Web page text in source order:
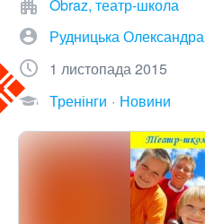
Obraz, театр-школа
Рудницька Олександра
1 листопада 2015
Тренінги
Новини